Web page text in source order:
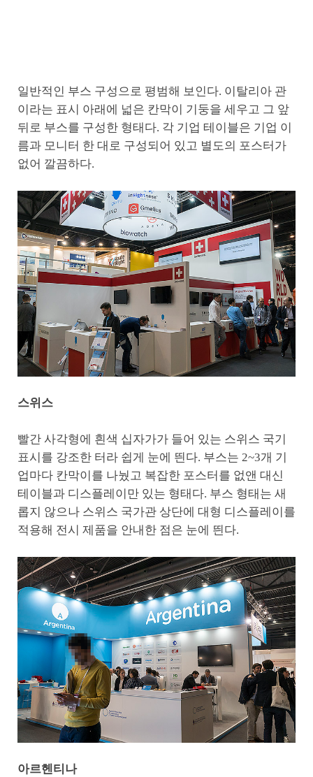
일반적인 부스 구성으로 평범해 보인다. 이탈리아 관
이라는 표시 아래에 넓은 칸막이 기둥을 세우고 그 앞
뒤로 부스를 구성한 형태다. 각 기업 테이블은 기업 이
름과 모니터 한 대로 구성되어 있고 별도의 포스터가
없어 깔끔하다.
스위스
빨간 사각형에 흰색 십자가가 들어 있는 스위스 국기
표시를 강조한 터라 쉽게 눈에 띈다. 부스는 2~3개 기
업마다 칸막이를 나눴고 복잡한 포스터를 없앤 대신
테이블과 디스플레이만 있는 형태다. 부스 형태는 새
롭지 않으나 스위스 국가관 상단에 대형 디스플레이를
적용해 전시 제품을 안내한 점은 눈에 띈다.
아르헨티나